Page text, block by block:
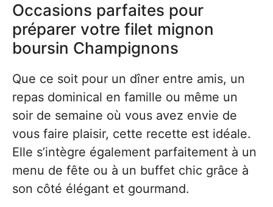
Occasions parfaites pour
préparer votre filet mignon
boursin Champignons
Que ce soit pour un dîner entre amis, un
repas dominical en famille ou même un
soir de semaine où vous avez envie de
vous faire plaisir, cette recette est idéale.
Elle s’intègre également parfaitement à un
menu de fête ou à un buffet chic grâce à
son côté élégant et gourmand.